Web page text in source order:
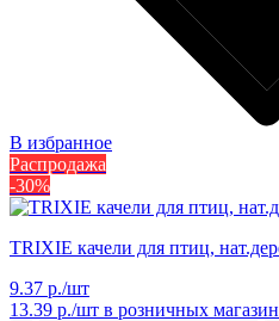
В избранное
Распродажа
-30%
TRIXIE качели для птиц,
9.37 р./шт
13.39 р./шт в розничных